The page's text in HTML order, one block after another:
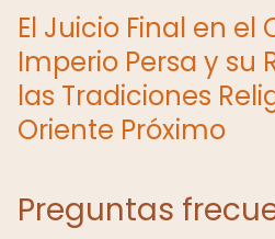
El Juicio Final en el
Imperio Persa y su
las Tradiciones
Oriente Próximo
Preguntas